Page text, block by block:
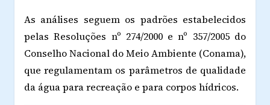
As análises seguem os padrões estabelecidos
pelas Resoluções nº 274/2000 e nº 357/2005 do
Conselho Nacional do Meio Ambiente (Conama),
que regulamentam os parâmetros de qualidade
da água para recreação e para corpos hídricos.